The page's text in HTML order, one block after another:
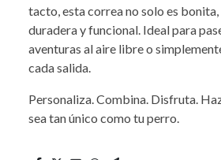
tacto, esta correa no solo es
duradera y funcional. Ideal para
aventuras al aire libre o
cada salida.
Personaliza. Combina. Disfruta.
sea tan único como tu perro.